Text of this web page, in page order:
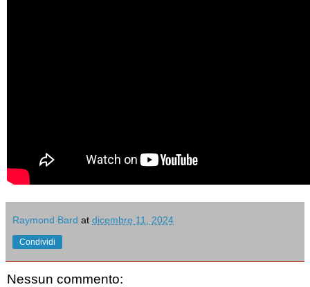
Raymond Bard at dicembre 11, 2024
Condividi
Nessun commento: